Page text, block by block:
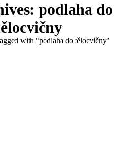
podlaha do
with "podlaha do tělocvičny"